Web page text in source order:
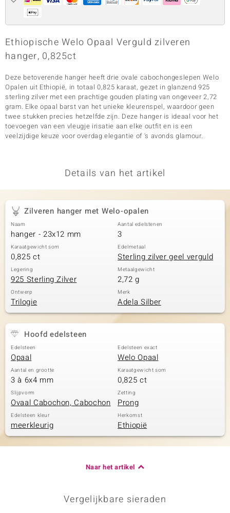
Ethiopische Welo Opaal Verguld zilveren
hanger, 0,825ct
Deze betoverende hanger heeft drie ovale cabochongeslepen Welo
Opalen uit Ethiopië, in totaal 0,825 karaat, gezet in glanzend 925
sterling zilver met een prachtige gouden plating van ongeveer 2,72
gram. Elke opaal barst van het unieke kleurenspel, waardoor geen
twee stukken precies hetzelfde zijn. Deze hanger is ideaal voor het
toevoegen van een vleugje irisatie aan elke outfit en is een
veelzijdige keuze voor overdag elegantie of 's avonds glamour.
Details van het artikel
Zilveren hanger met Welo-opalen
Naam
hanger - 23x12 mm
Aantal edelstenen
3
Karaatgewicht som
0,825 ct
Edelmetaal
Sterling zilver geel verguld
Legering
925 Sterling Zilver
Metaalgewicht
2,72 g
Ontwerp
Trilogie
Merk
Adela Silber
Hoofd edelsteen
Edelsteen
Opaal
Edelsteen exact
Welo Opaal
Aantal en grootte
3 à 6x4 mm
Karaatgewicht som
0,825 ct
Slijpvorm
Ovaal Cabochon, Cabochon
Zetting
Prong
Edelsteen kleur
meerkleurig
Herkomst
Ethiopië
Naar het artikel
Vergelijkbare sieraden